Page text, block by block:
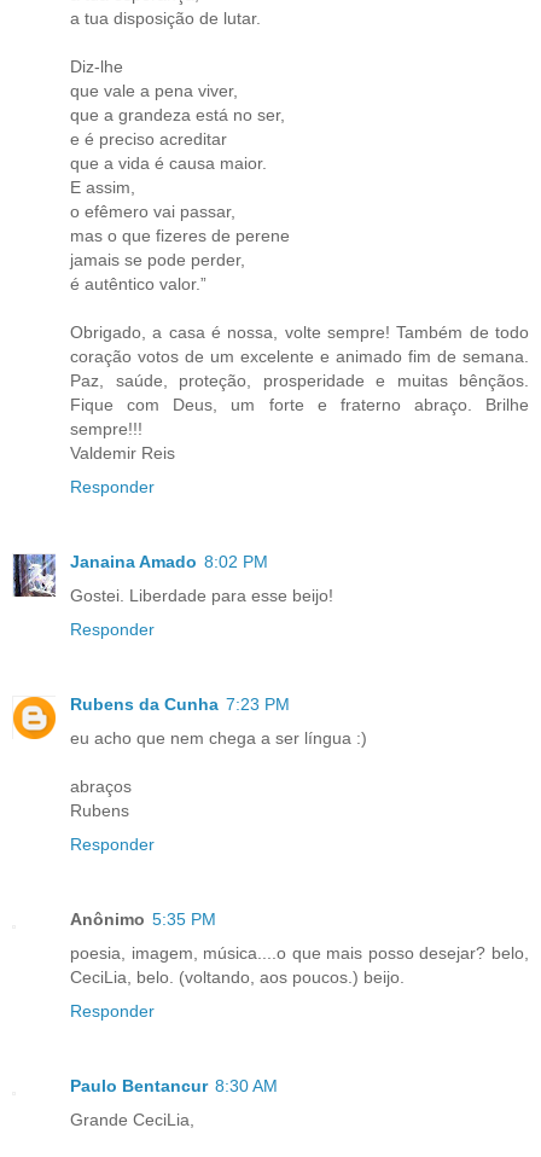
a tua disposição de lutar.
Diz-lhe
que vale a pena viver,
que a grandeza está no ser,
e é preciso acreditar
que a vida é causa maior.
E assim,
o efêmero vai passar,
mas o que fizeres de perene
jamais se pode perder,
é autêntico valor.”
Obrigado, a casa é nossa, volte sempre! Também de todo
coração votos de um excelente e animado fim de semana.
Paz, saúde, proteção, prosperidade e muitas bênçãos.
Fique com Deus, um forte e fraterno abraço. Brilhe
sempre!!!
Valdemir Reis
Responder
Janaina Amado 8:02 PM
Gostei. Liberdade para esse beijo!
Responder
Rubens da Cunha 7:23 PM
eu acho que nem chega a ser língua :)
abraços
Rubens
Responder
Anônimo 5:35 PM
poesia, imagem, música....o que mais posso desejar? belo,
CeciLia, belo. (voltando, aos poucos.) beijo.
Responder
Paulo Bentancur 8:30 AM
Grande CeciLia,